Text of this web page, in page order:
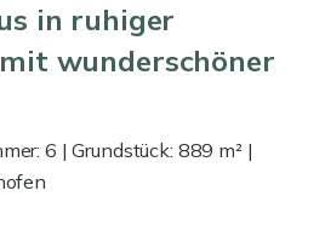
in ruhiger
wunderschöner
6 | Grundstück: 889 m² |